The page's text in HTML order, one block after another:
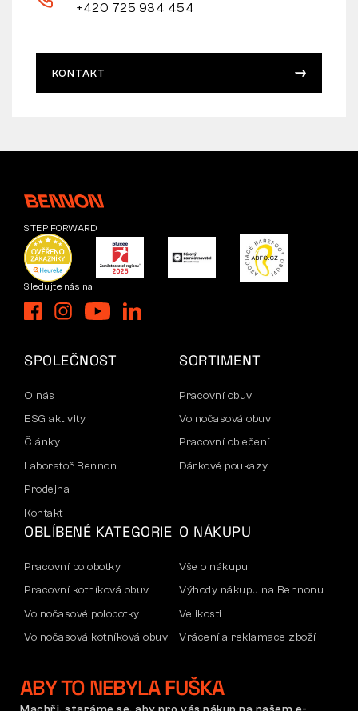
+420 725 934 454
KONTAKT
STEP FORWARD
Sledujte nás na
SPOLEČNOST
O nás
ESG aktivity
Články
Laboratoř Bennon
Prodejna
Kontakt
SORTIMENT
Pracovní obuv
Volnočasová obuv
Pracovní oblečení
Dárkové poukazy
OBLÍBENÉ KATEGORIE
Pracovní polobotky
Pracovní kotníková obuv
Volnočasové polobotky
Volnočasová kotníková obuv
Mikiny
O NÁKUPU
Vše o nákupu
Výhody nákupu na Bennonu
Velikosti
Vrácení a reklamace zboží
Firemní účet
Reklamace a záruka
ABY TO NEBYLA FUŠKA